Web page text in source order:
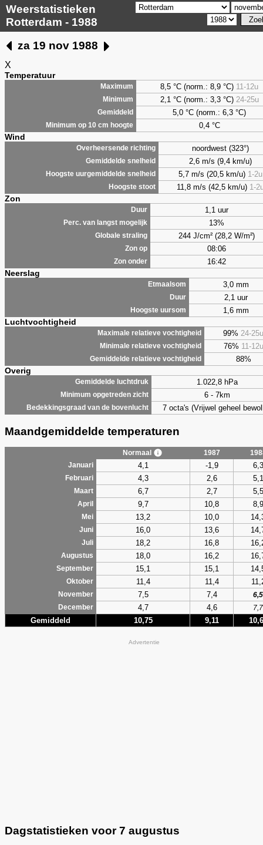
Weerstatistieken
Rotterdam - 1988
za 19 nov 1988
X
Temperatuur
Maximum 8,5 °C (norm.: 8,9 °C) 11-12u
Minimum 2,1 °C (norm.: 3,3 °C) 24-25u
Gemiddeld 5,0 °C (norm.: 6,3 °C)
Minimum op 10 cm hoogte 0,4 °C
Wind
Overheersende richting noordwest (323°)
Gemiddelde snelheid 2,6 m/s (9,4 km/u)
Hoogste uurgemiddelde snelheid 5,7 m/s (20,5 km/u) 1-2u
Hoogste stoot 11,8 m/s (42,5 km/u) 1-
Zon
Duur 1,1 uur
Perc. van langst mogelijk 13%
Globale straling 244 J/cm² (28,2 W/m²)
Zon op 08:06
Zon onder 16:42
Neerslag
Etmaalsom 3,0 mm
Duur 2,1 uur
Hoogste uursom 1,6 mm
Luchtvochtigheid
Maximale relatieve vochtigheid 99% 24-25u
Minimale relatieve vochtigheid 76% 11-12u
Gemiddelde relatieve vochtigheid 88%
Overig
Gemiddelde luchtdruk 1.022,8 hPa
Minimum opgetreden zicht 6 - 7km
Bedekkingsgraad van de bovenlucht 7 octa's (Vrijwel geheel
Maandgemiddelde temperaturen
Normaal 1987
Januari
4,1 -1,9 6,3
Februari 4,3 2,6 5,1
Maart 6,7 2,7 5,5
April 9,7 10,8 8,9
Mei 13,2 10,0
Juni 16,0 13,6
Juli 18,2 16,8
Augustus 18,0 16,2
September 15,1 15,1
Oktober 11,4 11,4
November 7,5 7,4
6,5
December
4,7 4,6 7,7
Gemiddeld 10,75 9,11
Advertentie
Dagstatistieken voor 7 augustus